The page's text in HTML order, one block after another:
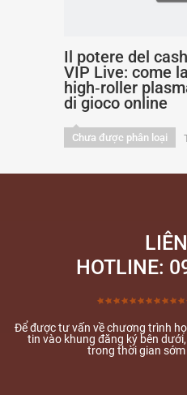
Il potere del
VIP Live: come
high‑roller
di gioco online
Chưa được phân loại
HOTLINE:
Để được tư vấn về chương trình
tin vào khung đăng ký bên
trong thời gian